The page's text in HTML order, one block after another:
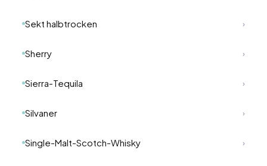
Sekt halbtrocken ›
Sherry ›
Sierra-Tequila ›
Silvaner ›
Single-Malt-Scotch-Whisky ›